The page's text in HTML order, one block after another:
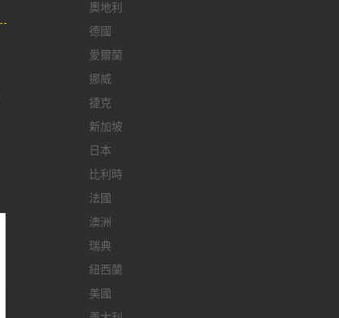
奧地利
德國
愛爾蘭
挪威
捷克
新加坡
日本
比利時
法國
澳洲
瑞典
紐西蘭
美國